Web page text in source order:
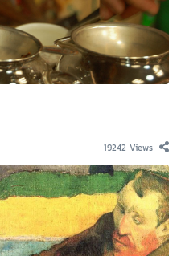
19242 Views